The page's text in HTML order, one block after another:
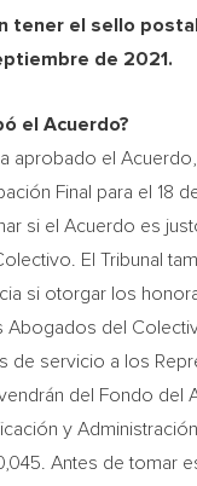
tener el sello
de 2021.
el Acuerdo?
aprobado el
Final para el 18
si el Acuerdo es
El Tribunal
si otorgar los
Abogados del
de servicio a los
del Fondo del
y
. Antes de tomar